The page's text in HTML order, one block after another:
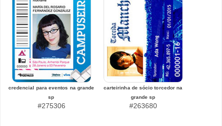
credencial para eventos na grande
sp
#275306
carteirinha de sócio torcedor na
grande sp
#263680